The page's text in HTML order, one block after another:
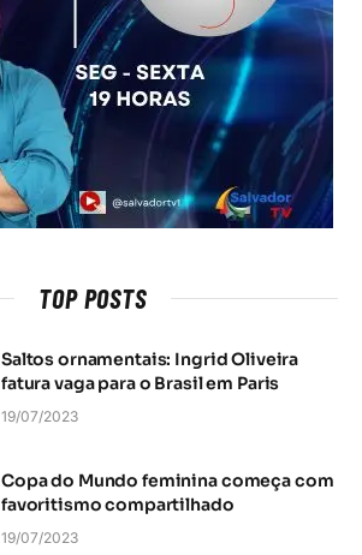
TOP POSTS
Saltos ornamentais: Ingrid Oliveira
fatura vaga para o Brasil em Paris
19/07/2023
Copa do Mundo feminina começa com
favoritismo compartilhado
19/07/2023